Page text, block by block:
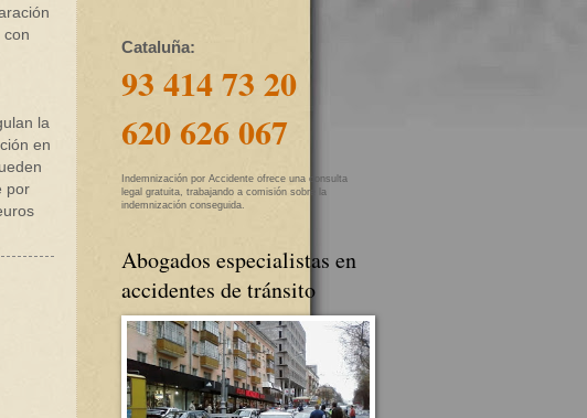
con
la
en
por
Cataluña:
93 414 73 20
620 626 067
Indemnización por Accidente ofrece una consulta
legal gratuita, trabajando a comisión sobre la
indemnización conseguida.
Abogados especialistas en
accidentes de tránsito